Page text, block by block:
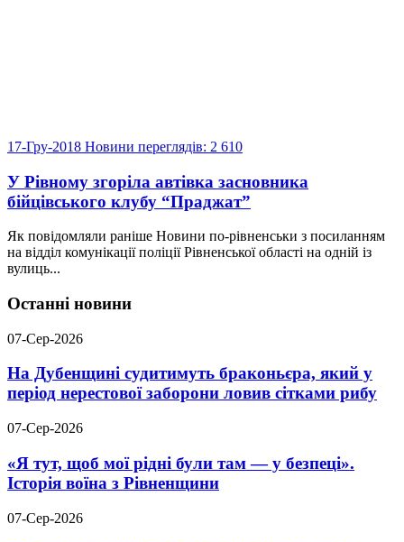
17-Гру-2018 Новини переглядів: 2 610
У Рівному згоріла автівка засновника
бійцівського клубу “Праджат”
Як повідомляли раніше Новини по-рівненськи з посиланням
на відділ комунікації поліції Рівненської області на одній із
вулиць...
Останні новини
07-Сер-2026
На Дубенщині судитимуть браконьєра, який у
період нерестової заборони ловив сітками рибу
07-Сер-2026
«Я тут, щоб мої рідні були там — у безпеці».
Історія воїна з Рівненщини
07-Сер-2026